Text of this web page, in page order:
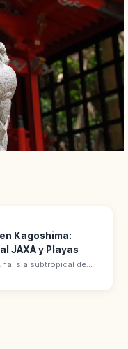
Kagoshima:
JAXA y Playas
isla subtropical de
Space
mayor centro de